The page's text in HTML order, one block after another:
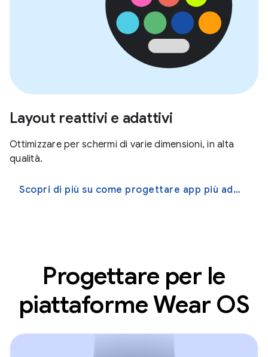
Layout reattivi e adattivi
Ottimizzare per schermi di varie dimensioni, in alta
qualità.
Scopri di più su come progettare app più adattive
Progettare per le
piattaforme Wear OS